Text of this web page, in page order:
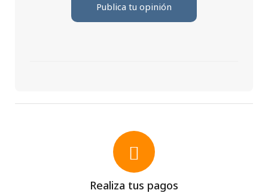
Publica tu opinión
Realiza tus pagos